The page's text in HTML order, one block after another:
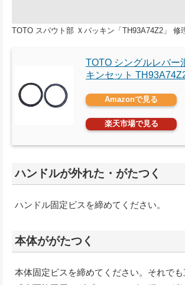
TOTO スパウト部 Ｘパッキン「TH93A74Z2」 修
TOTO シングルレバー
キンセット
Amazonで見る
楽天市場で見る
ハンドルが外れた・がたつく
ハンドル固定ビスを締めてください。
本体ががたつく
本体固定ビスを締めてください。それでも